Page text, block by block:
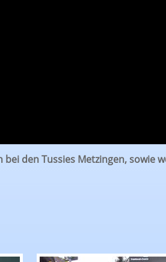
den Tussies Metzingen, sowie